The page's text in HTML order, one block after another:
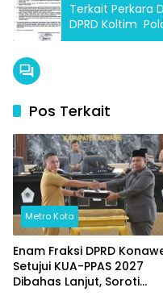
Terkait Perkara
DPRD Koltim Polda sultra Telah
Melaksanakan
Pos Terkait
Metro Kota
Enam Fraksi DPRD
Setujui KUA-PPAS 2027
Dibahas Lanjut, Soroti